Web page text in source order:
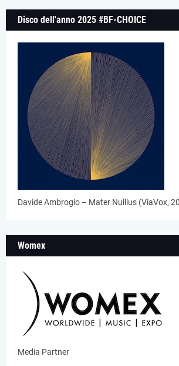
Disco dell'anno 2025 #BF-CHOICE
Davide Ambrogio – Mater Nullius (ViaVox,
Womex
Media Partner